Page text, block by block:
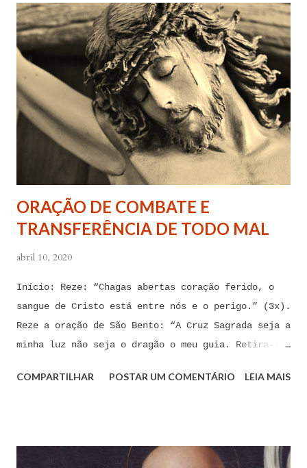
tentação me venceu. E confesso a minha culpa por
ter cedido às suas insinuações me deixando
envolver. Mas, neste momento, eu me agarro com
todas as minhas forças ao poder de Tua Santa Cruz.
Jesus, eu suplico que o Senhor ordene a todas as
forças espirituais malignas que me amarram e
atormentam por meio desses sentimentos para que se
afastem de mim juntamente com todas as suas
tentações. Senhor Jesus, a partir de agora eu não
de impotência, de apego, de escravidão
sentimental, de devassidão, de adultério, de
ORAÇÃO DE COMBATE E
TRANSFERÊNCIA DE TODO MAL
abril 10, 2020
Início: Reze: “Chagas abertas coração ferido, o
sangue de Cristo está entre nós e o perigo.” (3x).
Reze a oração de São Bento: “A Cruz Sagrada seja a
minha luz não seja o dragão o meu guia. Retira-te
que me ofereces, bebe tu mesmo o teu veneno.” Reze
Aleluia!” Proclame com fé e autoridade: “O Senhor
COMPARTILHAR POSTAR UM COMENTÁRIO LEIA MAIS